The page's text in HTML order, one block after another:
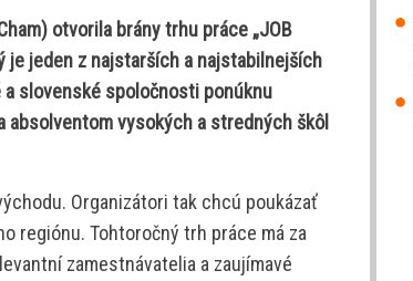
otvorila brány trhu práce „JOB
je jeden z najstarších a najstabilnejších
slovenské spoločnosti ponúknu
absolventom vysokých a stredných škôl
Organizátori tak chcú poukázať
regiónu. Tohtoročný trh práce má za
zamestnávatelia a zaujímavé